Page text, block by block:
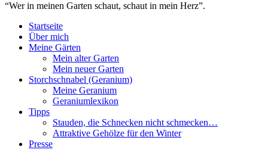
“Wer in meinen Garten schaut, schaut in mein Herz”.
Startseite
Über mich
Meine Gärten
Mein alter Garten
Mein neuer Garten
Storchschnabel (Geranium)
Meine Geranium
Geraniumlexikon
Tipps
Stauden, die Schnecken nicht schmecken…
Attraktive Gehölze für den Winter
Presse